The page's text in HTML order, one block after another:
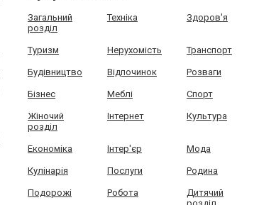
Загальний
розділ
Техніка Здоров'я
Туризм Нерухомість Транспорт
Будівництво Відпочинок Розваги
Бізнес Меблі Спорт
Жіночий
розділ
Інтернет Культура
Економіка Інтер'єр Мода
Кулінарія Послуги Родина
Подорожі Робота
Дитячий